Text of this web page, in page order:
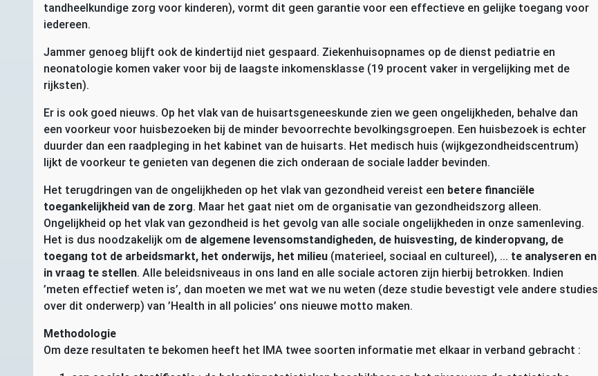
tandheelkundige zorg voor kinderen), vormt dit geen garantie voor een effectieve en gelijke toegang voor
iedereen.
Jammer genoeg blijft ook de kindertijd niet gespaard. Ziekenhuisopnames op de dienst pediatrie en
neonatologie komen vaker voor bij de laagste inkomensklasse (19 procent vaker in vergelijking met de
rijksten).
Er is ook goed nieuws. Op het vlak van de huisartsgeneeskunde zien we geen ongelijkheden, behalve dan
een voorkeur voor huisbezoeken bij de minder bevoorrechte bevolkingsgroepen. Een huisbezoek is echter
duurder dan een raadpleging in het kabinet van de huisarts. Het medisch huis (wijkgezondheidscentrum)
lijkt de voorkeur te genieten van degenen die zich onderaan de sociale ladder bevinden.
Het terugdringen van de ongelijkheden op het vlak van gezondheid vereist een betere financiële
toegankelijkheid van de zorg. Maar het gaat niet om de organisatie van gezondheidszorg alleen.
Ongelijkheid op het vlak van gezondheid is het gevolg van alle sociale ongelijkheden in onze samenleving.
Het is dus noodzakelijk om de algemene levensomstandigheden, de huisvesting, de kinderopvang, de
toegang tot de arbeidsmarkt, het onderwijs, het milieu (materieel, sociaal en cultureel), ... te analyseren en
in vraag te stellen. Alle beleidsniveaus in ons land en alle sociale actoren zijn hierbij betrokken. Indien
’meten effectief weten is’, dan moeten we met wat we nu weten (deze studie bevestigt vele andere studies
over dit onderwerp) van ’Health in all policies’ ons nieuwe motto maken.
Methodologie
Om deze resultaten te bekomen heeft het IMA twee soorten informatie met elkaar in verband gebracht :